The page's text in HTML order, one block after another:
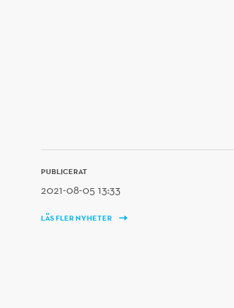
PUBLICERAT
2021-08-05 13:33
LÄS FLER NYHETER